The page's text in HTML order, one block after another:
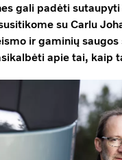
gali padėti
su Carlu
ir gaminių
apie tai, kaip